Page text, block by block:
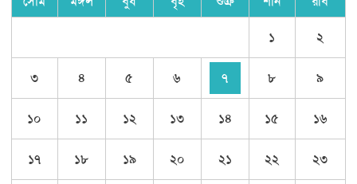
১ ২
৩ ৪ ৫ ৬ ৭ ৮ ৯
১০ ১১ ১২ ১৩ ১৪ ১৫ ১৬
১৭ ১৮ ১৯ ২০ ২১ ২২ ২৩